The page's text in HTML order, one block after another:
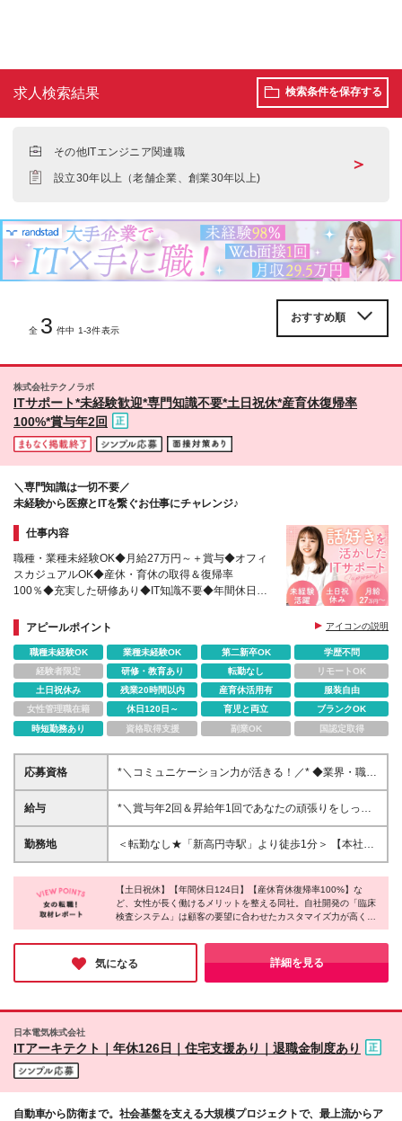
求人検索結果 検索条件を保存する
その他ITエンジニア関連職
設立30年以上（老舗企業、創業30年以上)
＞
全 3 件中 1-3件表示
株式会社テクノラボ
ITサポート*未経験歓迎*専門知識不要*土日祝休*産育休復帰率
100%*賞与年2回
＼専門知識は一切不要／
未経験から医療とITを繋ぐお仕事にチャレンジ♪
仕事内容
職種・業種未経験OK◆月給27万円～＋賞与◆オフィ
スカジュアルOK◆産休・育休の取得＆復帰率
100％◆充実した研修あり◆IT知識不要◆年間休日
短勤務あり◆転勤なし
アピールポイント アイコンの説明
職種未経験OK 業種未経験OK 第二新卒OK
学歴不問
経験者限定
研修・教育あり 転勤なし
リモートOK
土日祝休み
残業20時間以内 産育休活用有
服装自由
女性管理職在籍
休日120日～ 育児と両立
ブランクOK
時短勤務あり
資格取得支援 副業OK 国認定取得
応募資格
*＼コミュニケーション力が活きる！／* ◆業界・職種
未経験OK ◆学歴不問 ◆第二新卒OK *＼こんな想いを
お持ちの方にピッタリ／* ◆安定企業で腰を据えて長
が好きな方 ◆誰かをサポートする仕事にやりがいを
感じる方
給与
*＼賞与年2回＆昇給年1回であなたの頑張りをしっか
り評価／* ◆月給27万円～＋賞与年2回＋各種手当 ※
経験・能力を考慮の上、決定いたします。 ※試用期間
す。超過分は別途全額支給いたします。
勤務地
＜転勤なし★「新高円寺駅」より徒歩1分＞ 【本社】
東京都杉並区梅里1-7-7 新高円寺ツインビル8F (変更
の範囲)上記を除く当社関連勤務地
【土日祝休】【年間休日124日】【産休育休復帰率100%】な
ど、女性が長く働けるメリットを整える同社。自社開発の「臨床
検査システム」は顧客の要望に合わせたカスタマイズ力が高く、
リピート率は驚異の90%を誇ります！売上の9割が既存顧客から
のご依頼のため、数字に追われることなく穏やかな雰囲気で働け
ることが魅力。安定した医療業界で、働きやすさもやりがいも両
方手に入れたい方にピッタリの企業です♪
気になる 詳細を見る
日本電気株式会社
ITアーキテクト｜年休126日｜住宅支援あり｜退職金制度あり
自動車から防衛まで。社会基盤を支える大規模プロジェクトで、最上流からア